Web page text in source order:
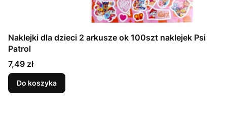
Naklejki dla dzieci 2 arkusze ok 100szt naklejek Psi
Patrol
Cena
7,49 zł
Do koszyka